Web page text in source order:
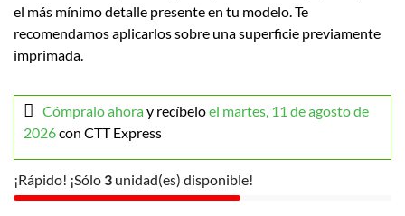
el más mínimo detalle presente en tu modelo. Te
recomendamos aplicarlos sobre una superficie previamente
imprimada.
Cómpralo ahoray recíbeloel martes, 11 de agosto de
2026con CTT Express
¡Rápido! ¡Sólo 3 unidad(es) disponible!